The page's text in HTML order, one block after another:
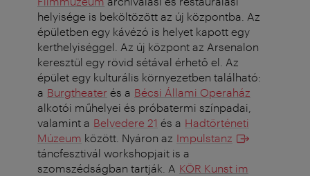
helyisége is beköltözött az új központba. Az
épületben egy kávézó is helyet kapott egy
kerthelyiséggel. Az új központ az Arsenalon
keresztül egy rövid sétával érhető el. Az
épület egy kulturális környezetben található:
a Burgtheater és a Bécsi Állami Operaház
alkotói műhelyei és próbatermi színpadai,
valamint a Belvedere 21 és a Hadtörténeti
Múzeum között. Nyáron az Impulstanz
táncfesztivál workshopjait is a
szomszédságban tartják. A KÖR Kunst im